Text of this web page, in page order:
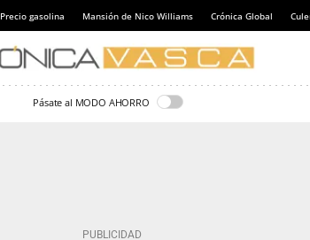
Precio gasolina Mansión de Nico Williams Crónica Global
Pásate al MODO AHORRO